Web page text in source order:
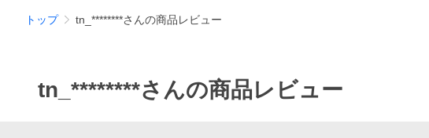
トップ tn_********さんの商品レビュー
tn_********さんの商品レビュー